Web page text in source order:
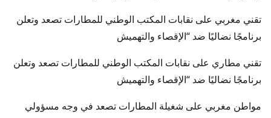
تقني مغربي على نقابات المكتب الوطني للمطارات تصعد وتعلن
برنامجًا نضاليًا ضد “الإقصاء والتهميش
تقني مطاري على نقابات المكتب الوطني للمطارات تصعد وتعلن
برنامجًا نضاليًا ضد “الإقصاء والتهميش
مواطن مغربي على شغيلة المطارات تصعد في وجه مسؤولي